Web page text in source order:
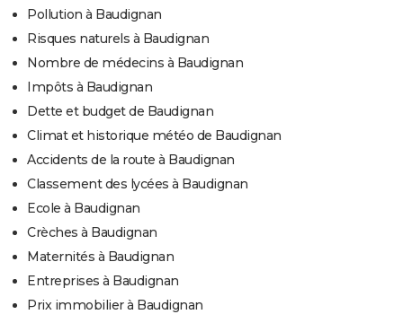
Pollution à Baudignan
Risques naturels à Baudignan
Nombre de médecins à Baudignan
Impôts à Baudignan
Dette et budget de Baudignan
Climat et historique météo de Baudignan
Accidents de la route à Baudignan
Classement des lycées à Baudignan
Ecole à Baudignan
Crèches à Baudignan
Maternités à Baudignan
Entreprises à Baudignan
Prix immobilier à Baudignan